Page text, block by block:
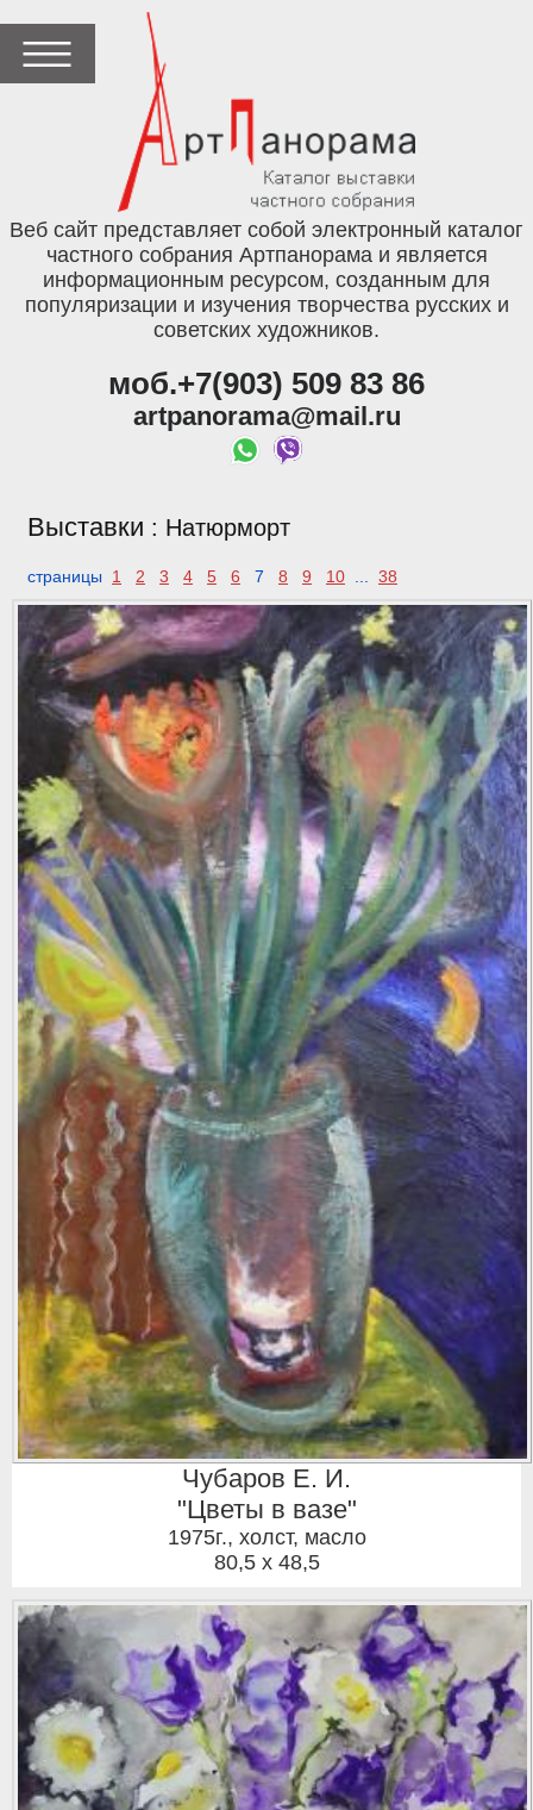
Веб сайт представляет собой электронный каталог
частного собрания Артпанорама и является
информационным ресурсом, созданным для
популяризации и изучения творчества русских и
советских художников.
моб.+7(903) 509 83 86
artpanorama@mail.ru
Выставки : Натюрморт
страницы 1 2 3 4 5 6 7 8 9 10 ... 38
Чубаров Е. И.
"Цветы в вазе"
1975г., холст, масло
80,5 x 48,5